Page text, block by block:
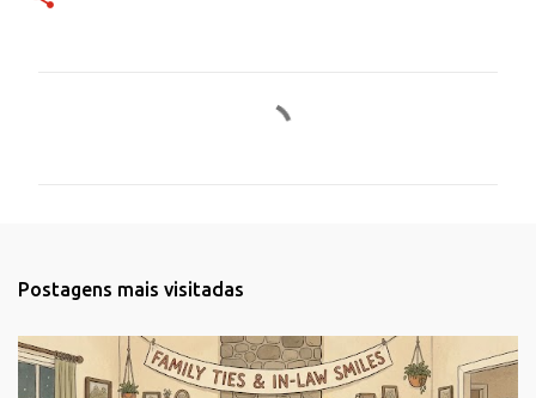
r
i
Postagens mais visitadas